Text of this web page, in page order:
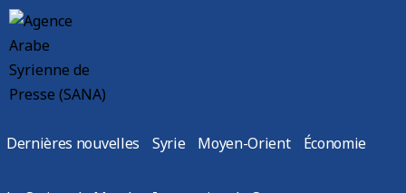
Dernières nouvelles Syrie Moyen-Orient Économie